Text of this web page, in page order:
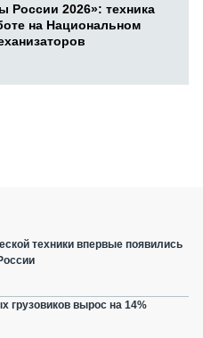
России 2026»: техника
на Национальном
техники впервые появились
грузовиков вырос на 14%